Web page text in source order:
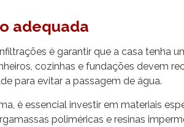
adequada
é garantir que a casa tenha
cozinhas e fundações devem
para evitar a passagem de água.
é essencial investir em materiais
poliméricas e resinas